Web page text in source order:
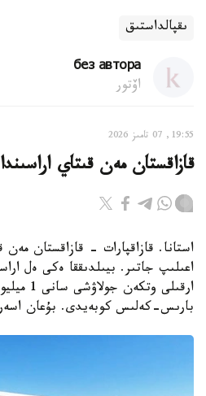
ىقپالداستىق
без автора
اۆتور
19:55, 07 تامىز 2026
قازاقستان مەن قىتاي
استانا. قازاقپارات - قازاقستان
اعىلىپ جاتىر. بيىلدىققا ەكى ەل
ارقىلى
بارىس-كەلىس كوبەيدى. بۇعان